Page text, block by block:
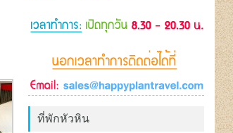
ที่พักหัวหิน